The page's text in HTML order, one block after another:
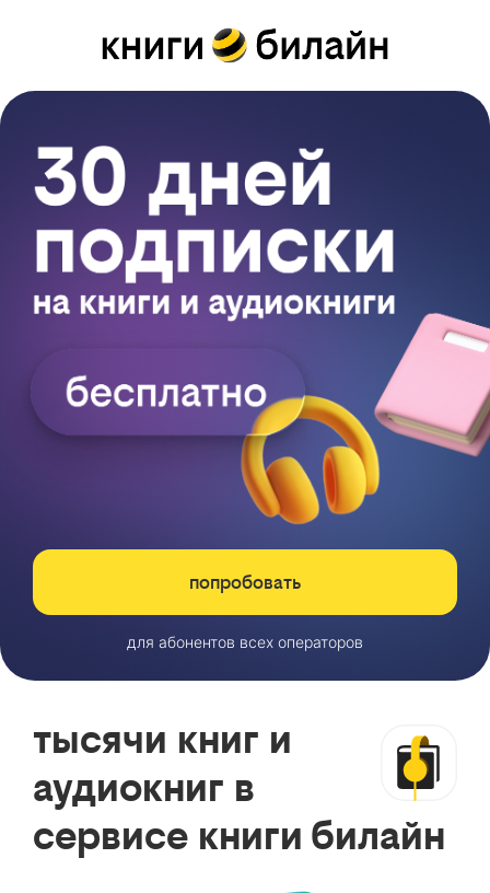
попробовать
для абонентов всех операторов
тысячи книг и
аудиокниг в
сервисе книги билайн